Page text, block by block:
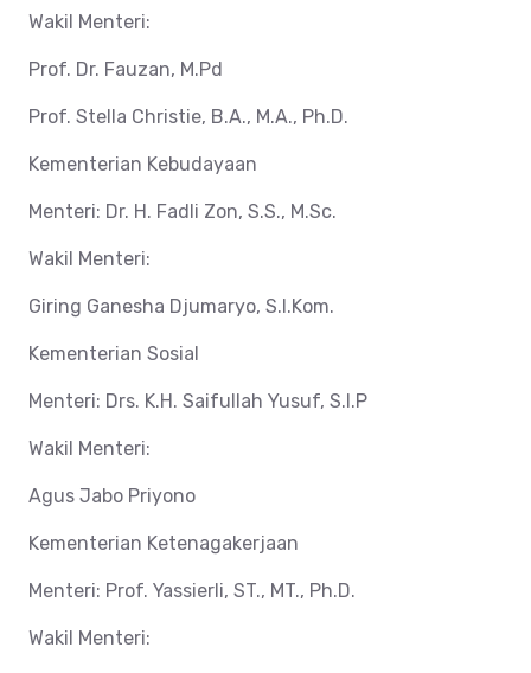
Wakil Menteri:
Prof. Dr. Fauzan, M.Pd
Prof. Stella Christie, B.A., M.A., Ph.D.
Kementerian Kebudayaan
Menteri: Dr. H. Fadli Zon, S.S., M.Sc.
Wakil Menteri:
Giring Ganesha Djumaryo, S.I.Kom.
Kementerian Sosial
Menteri: Drs. K.H. Saifullah Yusuf, S.I.P
Wakil Menteri:
Agus Jabo Priyono
Kementerian Ketenagakerjaan
Menteri: Prof. Yassierli, ST., MT., Ph.D.
Wakil Menteri: